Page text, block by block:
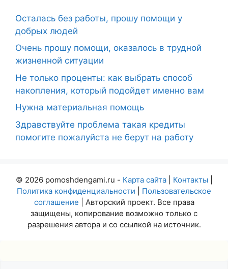
Осталась без работы, прошу помощи у
добрых людей
Очень прошу помощи, оказалось в трудной
жизненной ситуации
Не только проценты: как выбрать способ
накопления, который подойдет именно вам
Нужна материальная помощь
Здравствуйте проблема такая кредиты
помогите пожалуйста не берут на работу
© 2026 pomoshdengami.ru - Карта сайта| Контакты
Политика конфиденциальности
Пользовательское
соглашение | Авторский проект. Все права
защищены, копирование возможно только с
разрешения автора и со ссылкой на источник.